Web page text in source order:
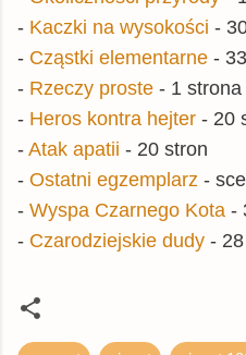
- Kaczki na wysokości -
- Cząstki elementarne -
- Rzeczy proste - 1 strona
- Heros kontra hejter - 20
- Atak apatii - 20 stron
- Ostatni egzemplarz -
- Wyspa Czarnego Kota -
- Czarodziejskie dudy -